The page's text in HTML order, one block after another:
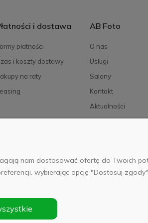
i dostawa
płatności
i koszty dostawy
na raty
AB Foto
O nas
Usługi
Salony
Kontakt
Aktualności
Kariera
Serwis własnością:AB FOTO
Jerozolimskie 176, NIP 1132646403 KRS nr
nam dostosować ofertę do Twoich
wybierając opcję "Dostosuj